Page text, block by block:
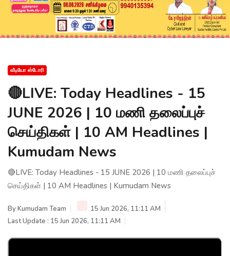
வீடியோ ஸ்டோரி
🔴LIVE: Today Headlines - 15
JUNE 2026 | 10 மணி தலைப்புச்
செய்திகள் | 10 AM Headlines |
Kumudam News
🔴LIVE: Today Headlines - 15 JUNE 2026 | 10 மணி தலைப்புச்
செய்திகள் | 10 AM Headlines | Kumudam News
ByKumudam Team
15 Jun 2026, 11:11 AM
Last Update : 15 Jun 2026, 11:11 AM